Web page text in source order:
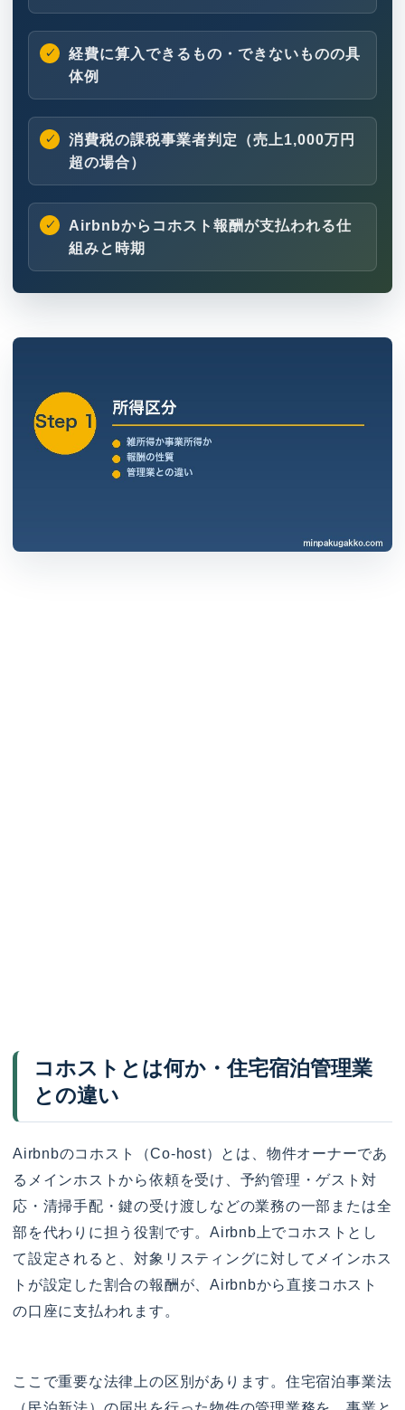
経費に算入できるもの・できないものの具
体例
消費税の課税事業者判定（売上1,000万円
超の場合）
Airbnbからコホスト報酬が支払われる仕
組みと時期
コホストとは何か・住宅宿泊管理業
との違い
Airbnbのコホスト（Co-host）とは、物件オーナーであ
るメインホストから依頼を受け、予約管理・ゲスト対
応・清掃手配・鍵の受け渡しなどの業務の一部または全
部を代わりに担う役割です。Airbnb上でコホストとし
て設定されると、対象リスティングに対してメインホス
トが設定した割合の報酬が、Airbnbから直接コホスト
の口座に支払われます。
ここで重要な法律上の区別があります。住宅宿泊事業法